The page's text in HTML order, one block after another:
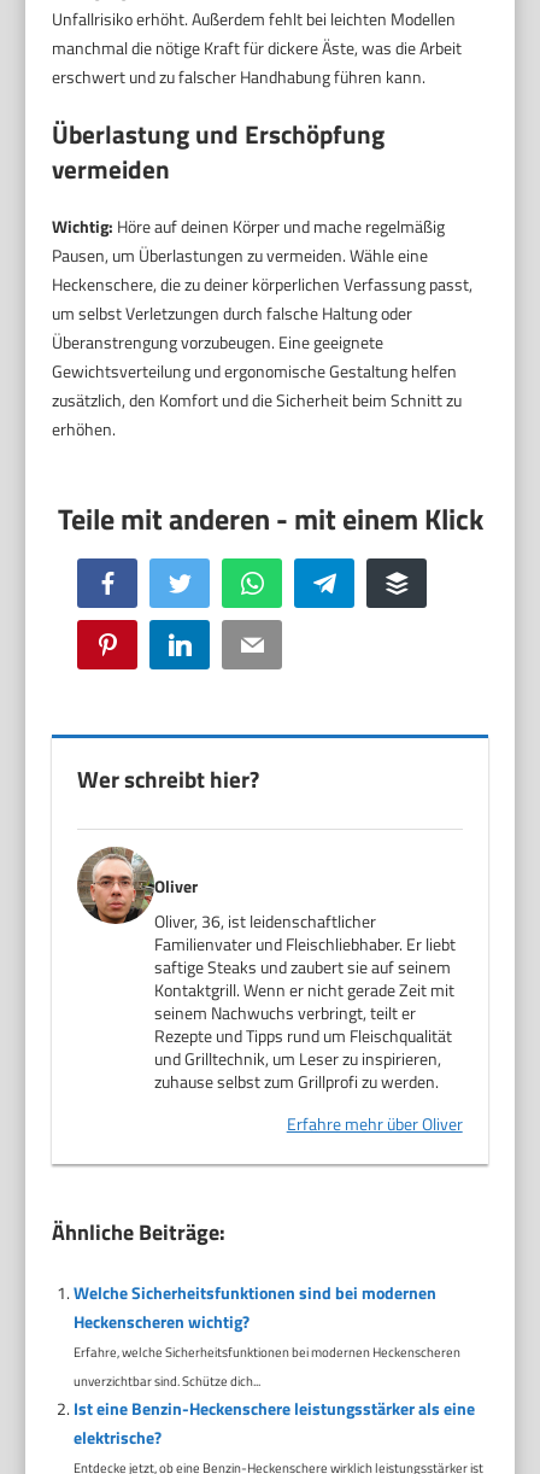
Unfallrisiko erhöht. Außerdem fehlt bei leichten Modellen
manchmal die nötige Kraft für dickere Äste, was die Arbeit
erschwert und zu falscher Handhabung führen kann.
Überlastung und Erschöpfung
vermeiden
Wichtig: Höre auf deinen Körper und mache regelmäßig
Pausen, um Überlastungen zu vermeiden. Wähle eine
Heckenschere, die zu deiner körperlichen Verfassung passt,
um selbst Verletzungen durch falsche Haltung oder
Überanstrengung vorzubeugen. Eine geeignete
Gewichtsverteilung und ergonomische Gestaltung helfen
zusätzlich, den Komfort und die Sicherheit beim Schnitt zu
erhöhen.
Facebook Twitter WhatsApp Telegram Buffer
Pinterest LinkedIn Email
Wer schreibt hier?
Oliver
Oliver, 36, ist leidenschaftlicher
Familienvater und Fleischliebhaber. Er liebt
saftige Steaks und zaubert sie auf seinem
Kontaktgrill. Wenn er nicht gerade Zeit mit
seinem Nachwuchs verbringt, teilt er
Rezepte und Tipps rund um Fleischqualität
und Grilltechnik, um Leser zu inspirieren,
zuhause selbst zum Grillprofi zu werden.
Erfahre mehr über Oliver
Ähnliche Beiträge:
Welche Sicherheitsfunktionen sind bei modernen
Heckenscheren wichtig?
Erfahre, welche Sicherheitsfunktionen bei modernen Heckenscheren
unverzichtbar sind. Schütze dich...
Ist eine Benzin-Heckenschere leistungsstärker als eine
elektrische?
Entdecke jetzt, ob eine Benzin-Heckenschere wirklich leistungsstärker ist